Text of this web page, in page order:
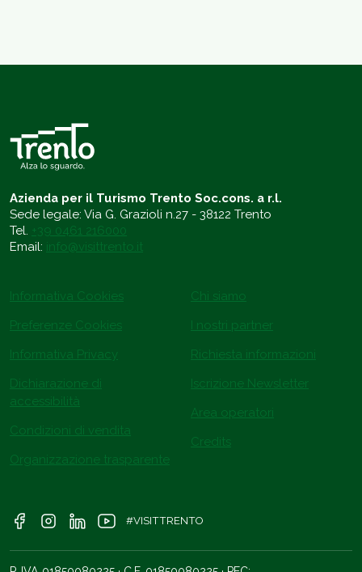
Azienda per il Turismo Trento Soc.cons. a r.l.
Sede legale: Via G. Grazioli n.27 - 38122 Trento
Tel. +39 0461 216000
Email: info@visittrento.it
Informativa Cookies
Preferenze Cookies
Informativa Privacy
Dichiarazione di
accessibilità
Condizioni di vendita
Organizzazione trasparente
Chi siamo
I nostri partner
Richiesta informazioni
Iscrizione Newsletter
Area operatori
Credits
#VISITTRENTO